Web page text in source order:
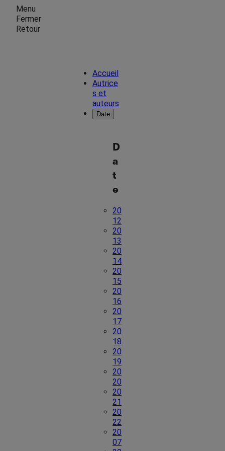
Menu
Fermer
Retour
Accueil
Autrice
s et
auteurs
Date
D
a
t
e
20
12
20
13
20
14
20
15
20
16
20
17
20
18
20
19
20
20
20
21
20
22
20
07